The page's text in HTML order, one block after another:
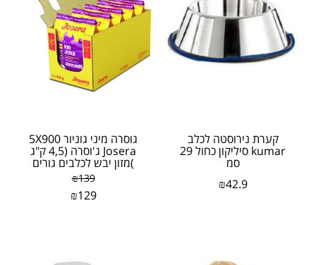
קערת נירוסטה לכלב
kumar סיליקון כחול 29
סמ
₪42.9
גוסרה מיני גוניור 5X900
Josera ג'וסרה (4,5 ק"ג
)מזון יבש לכלבים גורים
מגזע קטן
₪139
₪129